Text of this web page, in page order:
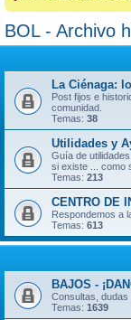
BOL - Archivo
La Ciénaga:
Post fijos e
comunidad.
Temas: 38
Utilidades y
Guía de
si existe ... como
Temas: 213
CENTRO DE
Respondemos a
Temas: 613
BAJOS -
Consultas, dudas
Temas: 1639